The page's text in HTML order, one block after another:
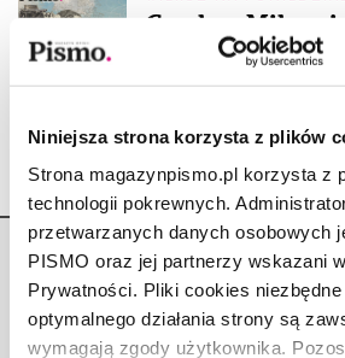
Niniejsza strona korzysta z plików
Strona magazynpismo.pl korzysta z
technologii pokrewnych.
przetwarzanych danych osobowych
PISMO oraz jej partnerzy wskazani
Prywatności. Pliki cookies niezbędne
optymalnego działania strony są
wymagają zgody użytkownika.
Czesław Miłosz i
końcu świata
MAGDALENA KICIŃSKA